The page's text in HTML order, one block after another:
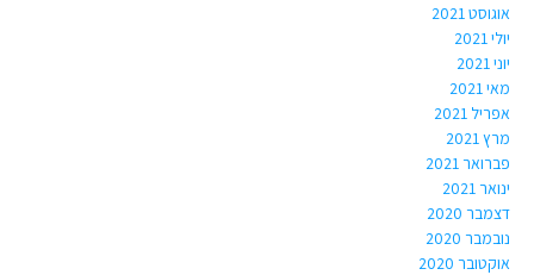
אוגוסט 2021
יולי 2021
יוני 2021
מאי 2021
אפריל 2021
מרץ 2021
פברואר 2021
ינואר 2021
דצמבר 2020
נובמבר 2020
אוקטובר 2020